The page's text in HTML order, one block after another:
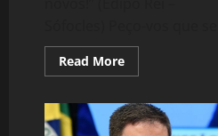
Read MoreRead
more
Tsunami
de